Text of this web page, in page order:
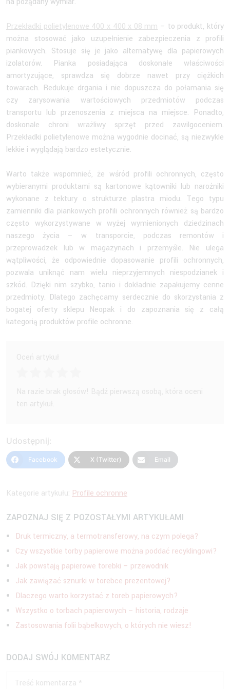
Przekładki polietylenowe 400 x 400 x 08 mm – to produkt, który
można stosować jako uzupełnienie zabezpieczenia z profili
piankowych. Stosuje się je jako alternatywę dla papierowych
izolatorów. Pianka posiadająca doskonałe właściwości
amortyzujące, sprawdza się dobrze nawet przy ciężkich
towarach. Redukuje drgania i nie dopuszcza do połamania się
czy zarysowania wartościowych przedmiotów podczas
transportu lub przenoszenia z miejsca na miejsce. Ponadto,
doskonale chroni wrażliwy sprzęt przed zawilgoceniem.
Przekładki polietylenowe można wygodnie docinać, są niezwykle
lekkie i wyglądają bardzo estetycznie.
Warto także wspomnieć, że wśród profili ochronnych, często
wybieranymi produktami są kartonowe kątowniki lub narożniki
wykonane z tektury o strukturze plastra miodu. Tego typu
zamienniki dla piankowych profili ochronnych również są bardzo
często wykorzystywane w wyżej wymienionych dziedzinach
naszego życia – w transporcie, podczas remontów i
przeprowadzek lub w magazynach i przemyśle. Nie ulega
wątpliwości, że odpowiednie dopasowanie profili ochronnych,
pozwala uniknąć nam wielu nieprzyjemnych niespodzianek i
szkód. Dzięki nim szybko, tanio i dokładnie zapakujemy cenne
przedmioty. Dlatego zachęcamy serdecznie do skorzystania z
bogatej oferty sklepu Neopak i do zapoznania się z całą
kategorią produktów profile ochronne.
Oceń artykuł
Na razie brak głosów! Bądź pierwszą osobą, która oceni
ten artykuł.
Udostępnij:
Facebook X (Twitter) Email
Kategorie artykułu: Profile ochronne
ZAPOZNAJ SIĘ Z POZOSTAŁYMI ARTYKUŁAMI
Druk termiczny, a termotransferowy, na czym polega?
Czy wszystkie torby papierowe można poddać recyklingowi?
Jak powstają papierowe torebki – przewodnik
Jak zawiązać sznurki w torebce prezentowej?
Dlaczego warto korzystać z toreb papierowych?
Wszystko o torbach papierowych – historia, rodzaje
Zastosowania folii bąbelkowych, o których nie wiesz!
DODAJ SWÓJ KOMENTARZ